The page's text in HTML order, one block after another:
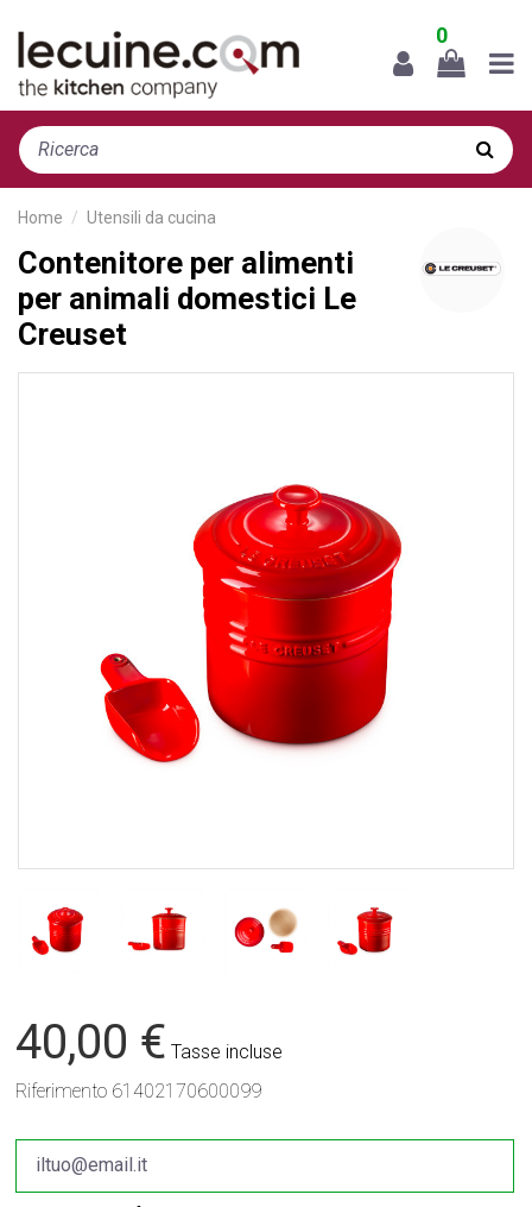
0
Home Utensili da cucina
Contenitore per alimenti
per animali domestici Le
Creuset
40,00 € Tasse incluse
Riferimento 61402170600099